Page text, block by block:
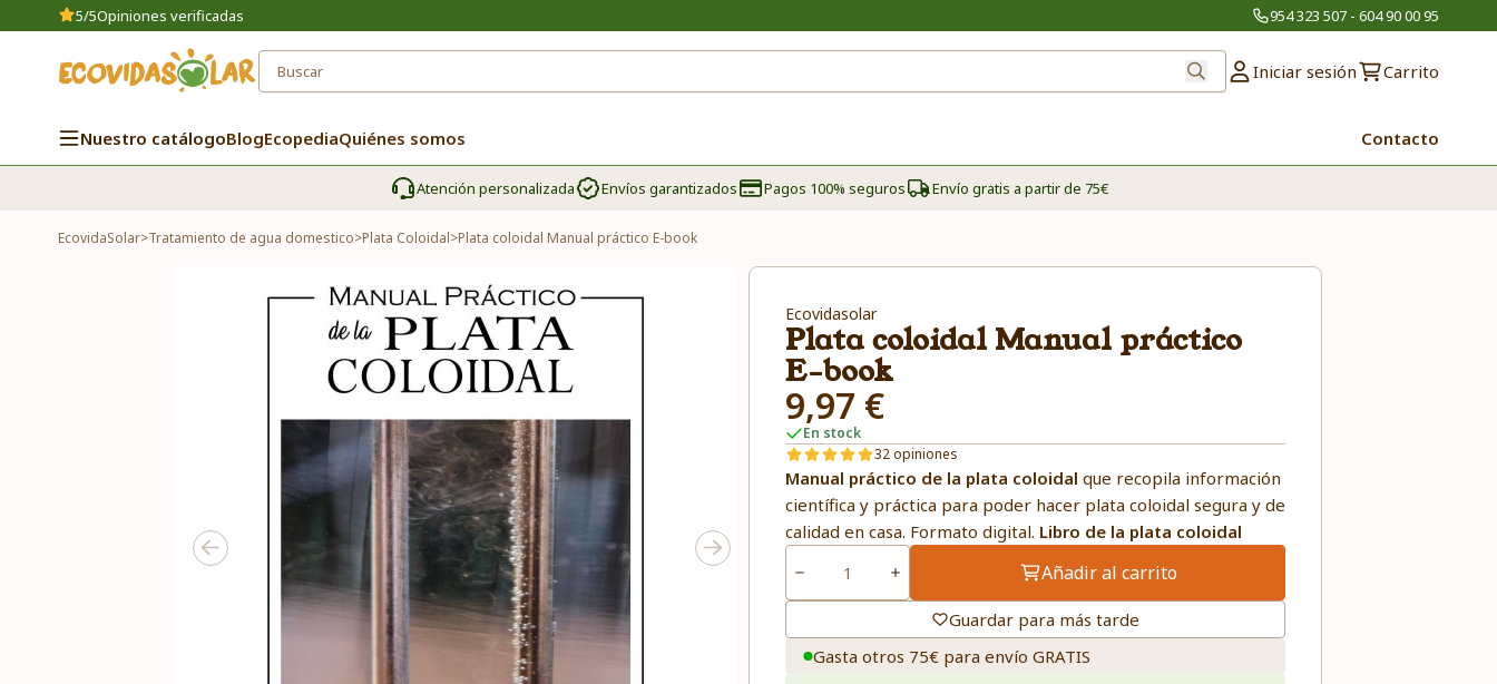
5/5Opiniones verificadas 954 323 507 - 604 90 00 95
Iniciar sesión Carrito
Nuestro catálogoBlogEcopediaQuiénes somos Contacto
Atención personalizada Envíos garantizados Pagos 100% seguros Envío gratis a partir de 75€
EcovidaSolar>Tratamiento de agua domestico>Plata Coloidal>Plata coloidal Manual práctico E-book
Ecovidasolar
Plata coloidal Manual práctico
E-book
9,97 €
En stock
32 opiniones
Manual práctico de la plata coloidal que recopila información
científica y práctica para poder hacer plata coloidal segura y de
calidad en casa. Formato digital. Libro de la plata coloidal
Añadir al carrito
Guardar para más tarde
Gasta otros 75€ para envío GRATIS